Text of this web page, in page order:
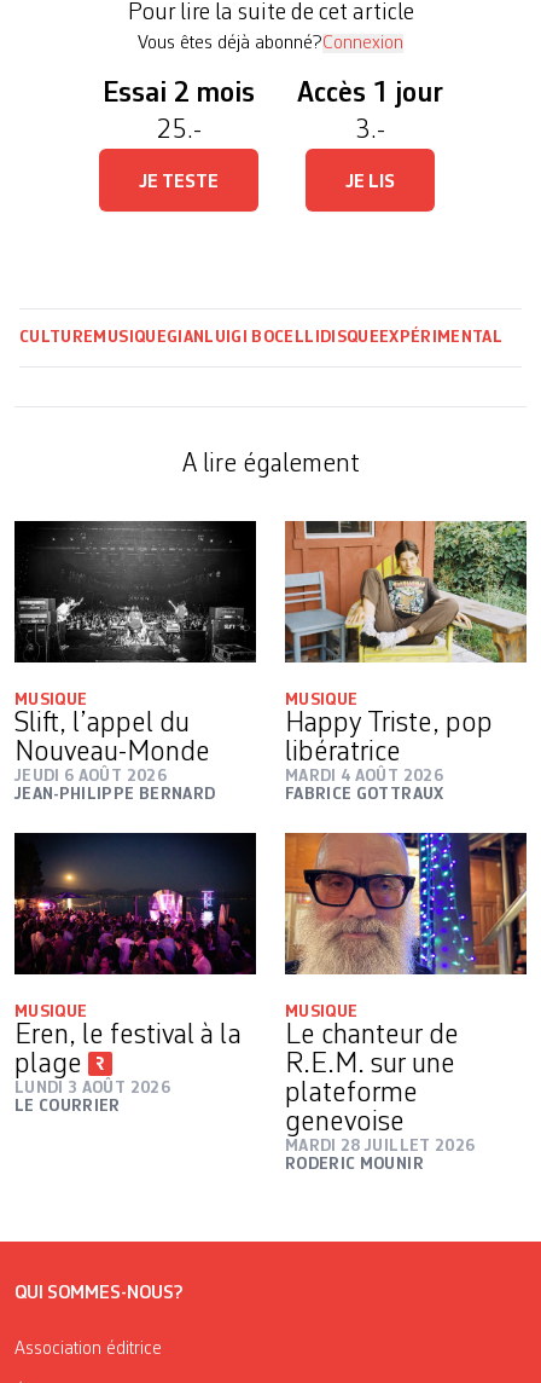
plusieurs paramètres sonores, […]
Pour lire la suite de cet article
Vous êtes déjà abonné?Connexion
Essai 2 mois
25.-
JE TESTE
Accès 1 jour
3.-
JE LIS
CULTURE MUSIQUEGIANLUIGI BOCELLI DISQUE EXPÉRIMENTAL
A lire également
MUSIQUE
Slift, l’appel du
Nouveau-Monde
JEUDI 6 AOÛT 2026
JEAN-PHILIPPE BERNARD
MUSIQUE
Happy Triste, pop
libératrice
MARDI 4 AOÛT 2026
FABRICE GOTTRAUX
MUSIQUE
Eren, le festival à la
plage
LUNDI 3 AOÛT 2026
LE COURRIER
MUSIQUE
Le chanteur de
R.E.M. sur une
plateforme
genevoise
MARDI 28 JUILLET 2026
RODERIC MOUNIR
QUI SOMMES-NOUS?
Association éditrice